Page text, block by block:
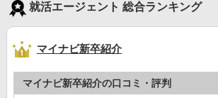
就活エージェント 総合ランキング
マイナビ新卒紹介
マイナビ新卒紹介の口コミ・評判